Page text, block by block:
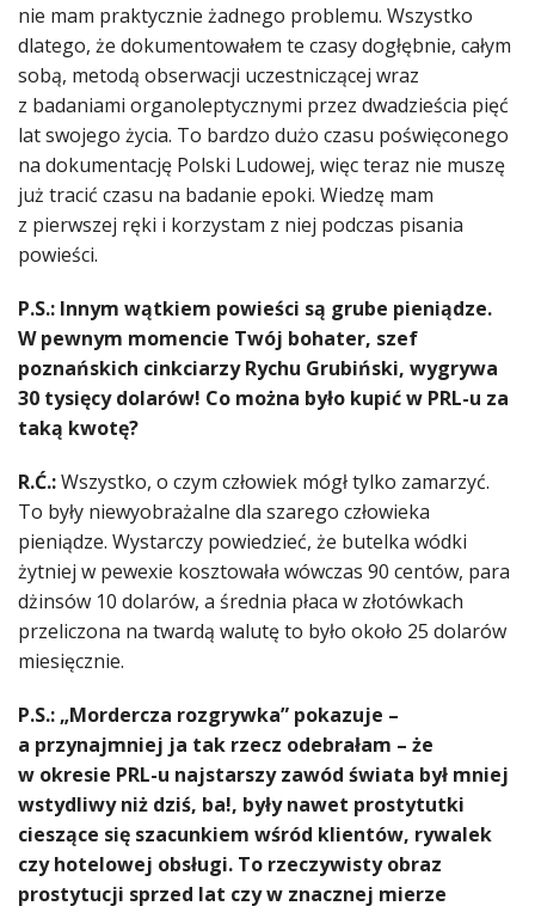
nie mam praktycznie żadnego problemu. Wszystko
dlatego, że dokumentowałem te czasy dogłębnie, całym
sobą, metodą obserwacji uczestniczącej wraz
z badaniami organoleptycznymi przez dwadzieścia pięć
lat swojego życia. To bardzo dużo czasu poświęconego
na dokumentację Polski Ludowej, więc teraz nie muszę
już tracić czasu na badanie epoki. Wiedzę mam
z pierwszej ręki i korzystam z niej podczas pisania
powieści.
P.S.: Innym wątkiem powieści są grube pieniądze.
W pewnym momencie Twój bohater, szef
poznańskich cinkciarzy Rychu Grubiński, wygrywa
30 tysięcy dolarów! Co można było kupić w PRL-u za
taką kwotę?
R.Ć.:Wszystko, o czym człowiek mógł tylko zamarzyć.
To były niewyobrażalne dla szarego człowieka
pieniądze. Wystarczy powiedzieć, że butelka wódki
żytniej w pewexie kosztowała wówczas 90 centów, para
dżinsów 10 dolarów, a średnia płaca w złotówkach
przeliczona na twardą walutę to było około 25 dolarów
miesięcznie.
P.S.: „Mordercza rozgrywka” pokazuje –
a przynajmniej ja tak rzecz odebrałam – że
w okresie PRL-u najstarszy zawód świata był mniej
wstydliwy niż dziś, ba!, były nawet prostytutki
cieszące się szacunkiem wśród klientów, rywalek
czy hotelowej obsługi. To rzeczywisty obraz
prostytucji sprzed lat czy w znacznej mierze